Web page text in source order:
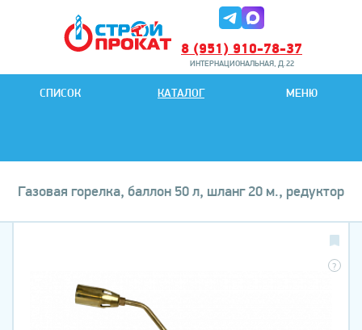
СПИСОК КАТАЛОГ МЕНЮ
8 (951) 910-78-37
ИНТЕРНАЦИОНАЛЬНАЯ, Д.22
ИНТЕРНАЦИОНАЛЬНАЯ, Д.22
Газовая горелка, баллон 50 л, шланг 20 м., редуктор
?